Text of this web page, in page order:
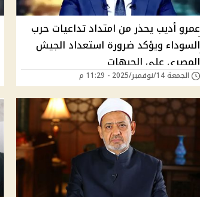
عمرو أديب يحذر من امتداد تداعيات حرب
السوداء ويؤكد ضرورة استعداد الجيش
المصري على الجبهات
الجمعة 14/نوفمبر/2025 - 11:29 م